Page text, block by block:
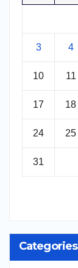
3 4
10 11
17 18
24 25
31
Categories